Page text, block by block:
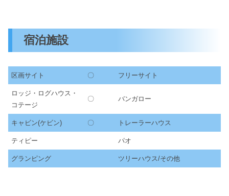
宿泊施設
区画サイト 〇 フリーサイト
ロッジ・ログハウス・
コテージ
〇 バンガロー
キャビン(ケビン) 〇 トレーラーハウス
ティピー パオ
グランピング ツリーハウス/その他